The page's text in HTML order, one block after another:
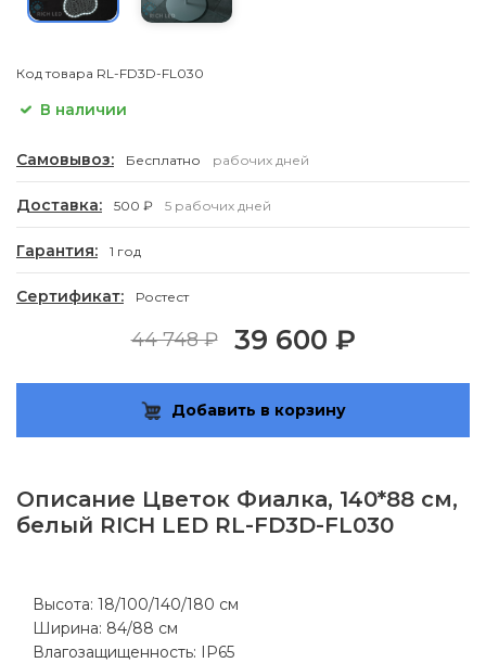
Код товара RL-FD3D-FL030
В наличии
Самовывоз: Бесплатно рабочих дней
Доставка: 500 ₽ 5 рабочих дней
Гарантия: 1 год
Сертификат: Ростест
44 748 ₽ 39 600 ₽
Добавить в корзину
Описание Цветок Фиалка, 140*88 см,
белый RICH LED RL-FD3D-FL030
Высота: 18/100/140/180 см
Ширина: 84/88 см
Влагозащищенность: IP65